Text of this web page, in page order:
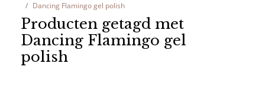
Dancing Flamingo gel polish
Producten getagd met
Dancing Flamingo gel
polish